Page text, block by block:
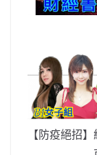
【防疫絕招